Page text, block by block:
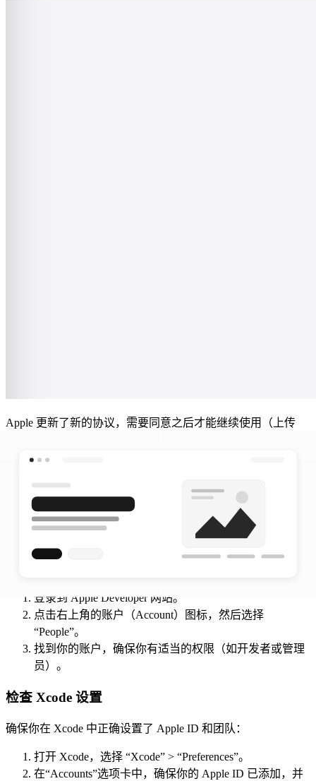
Apple 更新了新的协议，需要同意之后才能继续使用（上传
要联系团队管理员去点击同意协议之类的操作，个人账号应该
检查团队成员权限
如果你是团队成员，而不是团队管理员，请确保你有足够的权
限来执行相关操作。团队管理员可以通过以下步骤检查和修改
登录到 Apple Developer 网站。
点击右上角的账户（Account）图标，然后选择
“People”。
找到你的账户，确保你有适当的权限（如开发者或管理
员）。
检查 Xcode 设置
确保你在 Xcode 中正确设置了 Apple ID 和团队：
打开 Xcode，选择 “Xcode” > “Preferences”。
在“Accounts”选项卡中，确保你的 Apple ID 已添加，并